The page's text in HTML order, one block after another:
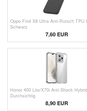
Oppo Find X8 Ultra Anti-Rutsch TPU
Schwarz
7,60 EUR
Honor 400 Lite/X70i Anti-Shock
Durchsichtig
8,90 EUR